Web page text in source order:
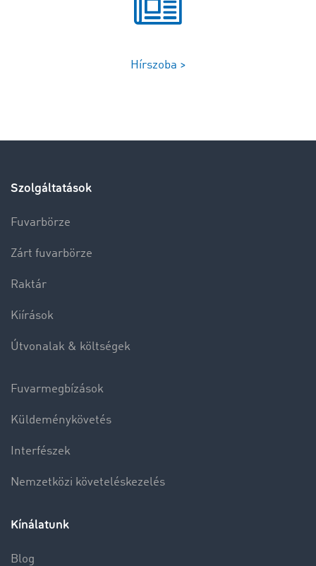
Hírszoba >
Szolgáltatások
Fuvarbörze
Zárt fuvarbörze
Raktár
Kiírások
Útvonalak & költségek
Fuvarmegbízások
Küldeménykövetés
Interfészek
Nemzetközi követeléskezelés
Kínálatunk
Blog